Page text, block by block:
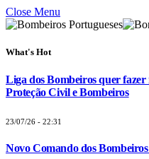
Close Menu
What's Hot
Liga dos Bombeiros quer fazer
Proteção Civil e Bombeiros
23/07/26 - 22:31
Novo Comando dos